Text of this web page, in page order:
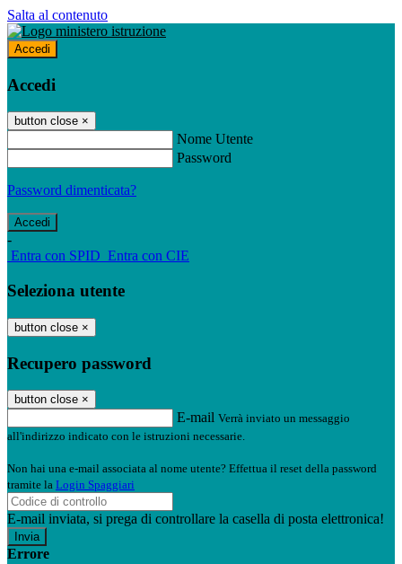
Salta al contenuto
Accedi
Accedi
button close ×
Nome Utente
Password
Password dimenticata?
-
Entra con SPID Entra con CIE
Seleziona utente
button close ×
Recupero password
button close ×
E-mail Verrà inviato un messaggio
all'indirizzo indicato con le istruzioni necessarie.
Non hai una e-mail associata al nome utente? Effettua il reset della password
tramite la Login Spaggiari
E-mail inviata, si prega di controllare la casella di posta elettronica!
Errore